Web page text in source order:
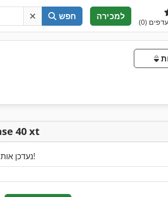
חפש למכירה
(0)
40 xt
נעדכן אותך בדוא"ל ברגע שיש תוצאות חיפוש חדשות!